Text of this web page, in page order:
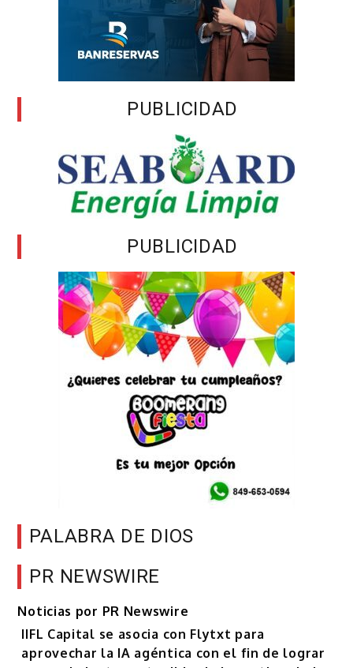
PUBLICIDAD
PUBLICIDAD
PALABRA DE DIOS
PR NEWSWIRE
Noticias por PR Newswire
IIFL Capital se asocia con Flytxt para
aprovechar la IA agéntica con el fin de lograr